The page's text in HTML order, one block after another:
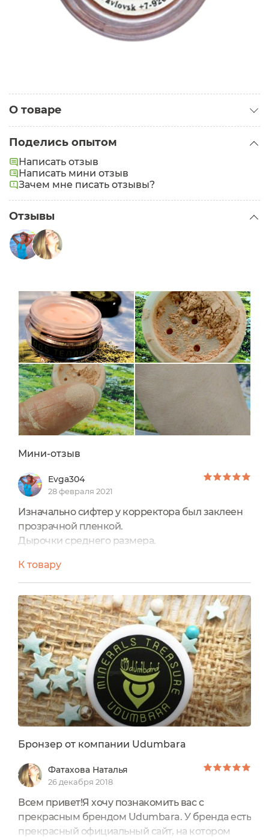
О товаре
Поделись опытом
Написать отзыв
Написать мини отзыв
Зачем мне писать отзывы?
Отзывы
Мини-отзыв
Evga304
28 февраля 2021
Изначально сифтер у корректора был заклеен
прозрачной пленкой.
Дырочки среднего размера.
Корректор идеален для моделирования овала
лица, придания ему особой летней свежести!
Наношу с помощью круглой кисти со
скошенным густым синтетическим ворсом на
поверхность кожи, скульптурируя овал и черты
лица.
Наношу побольше корректора, чтоб создать ту
форму, которая будет только улучшать.
Он особо не виден, но при этом отлично
моделирует овал лица, мне нравится! Он
придаёт образу естественную тень, изгибы,
подчёркивая красоту и скрадывая лишнее.
на коже и не сушит кожу и ложится лёгким
полотном.
К товару
Бронзер от компании Udumbara
Фатахова Наталья
26 декабря 2018
Всем привет!Я хочу познакомить вас с
прекрасным брендом Udumbara. У бренда есть
прекрасный официальный сайт, на котором